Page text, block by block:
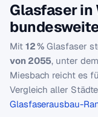
Glasfaser in
Mit 12 % Glasfaser
von 2055, unter
Miesbach reicht es
Vergleich aller
Glasfaserausbau-